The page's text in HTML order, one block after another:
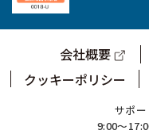
会社概要
クッキーポリシー
サポ
9:00～